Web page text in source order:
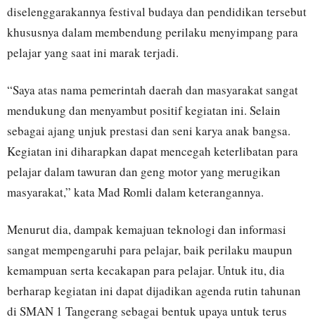
diselenggarakannya festival budaya dan pendidikan tersebut
khususnya dalam membendung perilaku menyimpang para
pelajar yang saat ini marak terjadi.
“Saya atas nama pemerintah daerah dan masyarakat sangat
mendukung dan menyambut positif kegiatan ini. Selain
sebagai ajang unjuk prestasi dan seni karya anak bangsa.
Kegiatan ini diharapkan dapat mencegah keterlibatan para
pelajar dalam tawuran dan geng motor yang merugikan
masyarakat,” kata Mad Romli dalam keterangannya.
Menurut dia, dampak kemajuan teknologi dan informasi
sangat mempengaruhi para pelajar, baik perilaku maupun
kemampuan serta kecakapan para pelajar. Untuk itu, dia
berharap kegiatan ini dapat dijadikan agenda rutin tahunan
di SMAN 1 Tangerang sebagai bentuk upaya untuk terus